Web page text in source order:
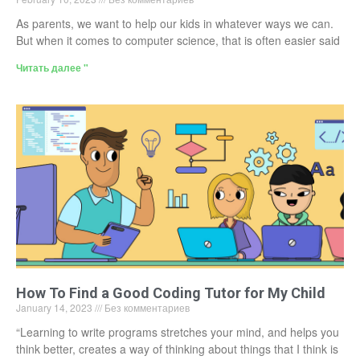
As parents, we want to help our kids in whatever ways we can.
But when it comes to computer science, that is often easier said
Читать далее "
How To Find a Good Coding Tutor for My Child
January 14, 2023 Без комментариев
“Learning to write programs stretches your mind, and helps you
think better, creates a way of thinking about things that I think is